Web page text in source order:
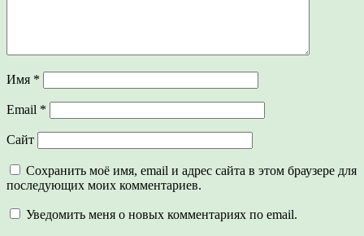
Имя *
Email *
Сайт
Сохранить моё имя, email и адрес сайта в этом браузере для
последующих моих комментариев.
Уведомить меня о новых комментариях по email.